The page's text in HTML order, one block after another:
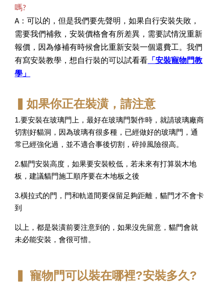
嗎?
A：可以的，但是我們要先聲明，如果自行安裝失敗，
需要我們補救，安裝價格會有所差異，需要試情況重新
報價，因為修補有時候會比重新安裝一個還費工。我們
有寫安裝教學，想自行裝的可以試看看 「安裝寵物門教
學」
▍如果你正在裝潢，請注意
1.要安裝在玻璃門上，最好在玻璃門製作時，就請玻璃廠商
切割好貓洞，因為玻璃有很多種，已經做好的玻璃門，通
常已經強化過，並不適合事後切割，碎掉風險很高。
2.貓門安裝高度，如果要安裝較低，若未來有打算裝木地
板，建議貓門施工順序要在木地板之後
3.橫拉式的門，門和軌道間要保留足夠距離，貓門才不會卡
到
以上，都是裝潢前要注意到的，如果沒先留意，貓門會就
未必能安裝，會很可惜。
寵物門可以裝在哪裡?安裝多久?